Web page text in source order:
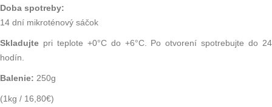
Doba spotreby:
14 dní mikroténový sáčok
Skladujte pri teplote +0°C do +6°C. Po otvorení spotrebujte do 24
hodín.
Balenie: 250g
(1kg / 16,80€)